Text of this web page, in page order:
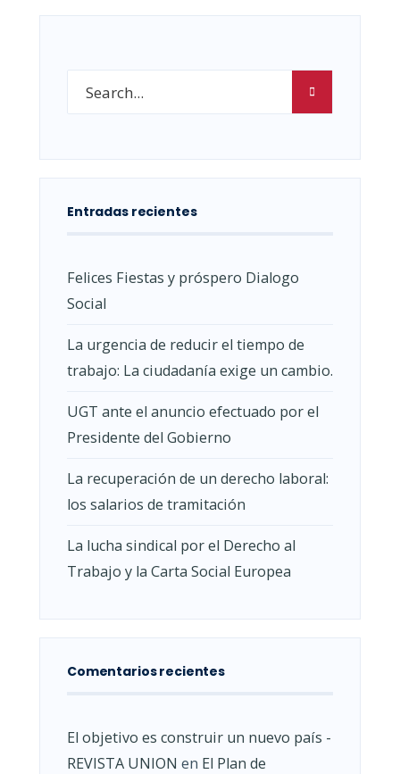
Entradas recientes
Felices Fiestas y próspero Dialogo
Social
La urgencia de reducir el tiempo de
trabajo: La ciudadanía exige un cambio.
UGT ante el anuncio efectuado por el
Presidente del Gobierno
La recuperación de un derecho laboral:
los salarios de tramitación
La lucha sindical por el Derecho al
Trabajo y la Carta Social Europea
Comentarios recientes
El objetivo es construir un nuevo país -
REVISTA UNION en El Plan de